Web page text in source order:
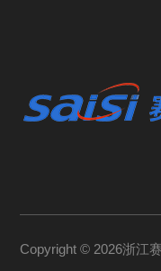
Copyright © 2026浙江